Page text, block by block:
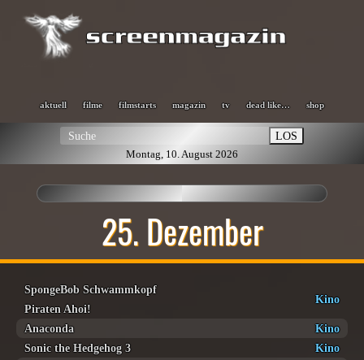
aktuell filme filmstarts magazin tv dead like… shop
LOS
Montag, 10. August 2026
25. Dezember
SpongeBob Schwammkopf
Piraten Ahoi!
Kino
Anaconda
Kino
Sonic the Hedgehog 3
Kino